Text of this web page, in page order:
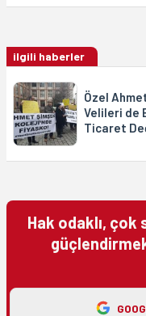
ilgili haberler
Özel
Velileri de
Ticaret
Hak odaklı, çok